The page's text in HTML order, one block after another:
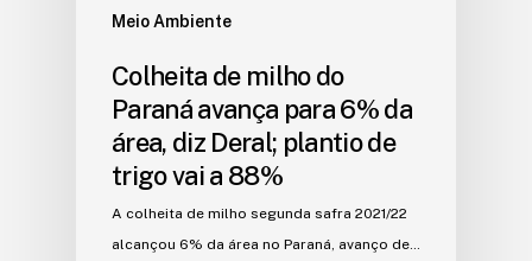
Meio Ambiente
Colheita de milho do
Paraná avança para 6% da
área, diz Deral; plantio de
trigo vai a 88%
A colheita de milho segunda safra 2021/22
alcançou 6% da área no Paraná, avanço de…